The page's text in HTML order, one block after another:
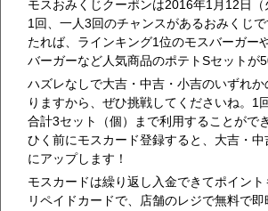
モスおみくじクーポンは2016年1月12日
1回、一人3回のチャンスがあるおみくじ
たれば、ラインキング1位のモスバーガー
バーガーなど人気商品のポテトSセットが
ハズレなしで大吉・中吉・小吉のいずれ
りますから、ぜひ挑戦してくださいね。1
合計3セット（個）まで利用することがで
ひく前にモスカード登録すると、大吉・
にアップします！
モスカードは繰り返し入金できてポイン
リペイドカードで、店舗のレジで無料で